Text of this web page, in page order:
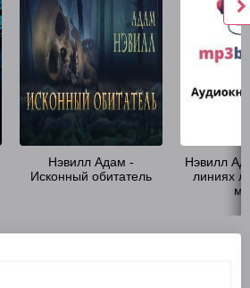
Нэвилл Адам -
Исконный обитатель
Нэвилл
линиях